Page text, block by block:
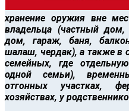
хранение оружия вне
владельца (частный
дом, гараж, баня,
шалаш, чердак), а также в
семейных, где
одной семьи),
отгонных участках,
хозяйствах, у